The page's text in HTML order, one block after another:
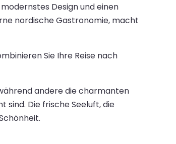
Design und einen
nordische Gastronomie, macht
Sie Ihre Reise nach
andere die charmanten
sind. Die frische Seeluft, die